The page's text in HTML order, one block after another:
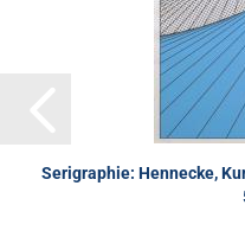
Serigraphie: Hennecke,